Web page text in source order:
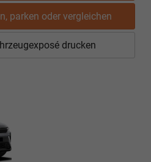
parken oder vergleichen
drucken